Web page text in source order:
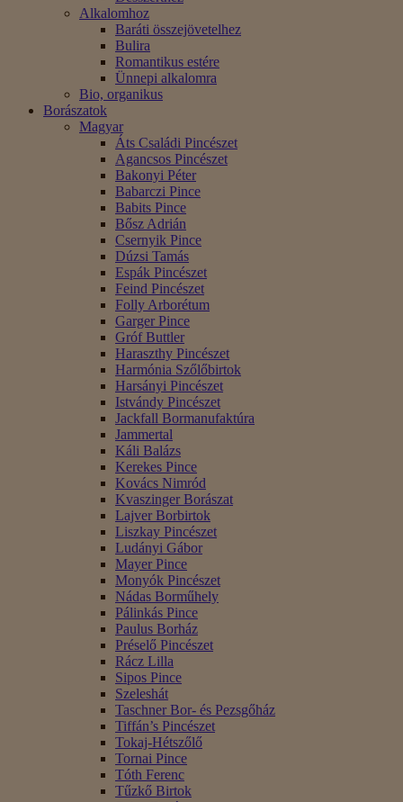
Alkalomhoz
Baráti összejövetelhez
Bulira
Romantikus estére
Ünnepi alkalomra
Bio, organikus
Borászatok
Magyar
Áts Családi Pincészet
Agancsos Pincészet
Bakonyi Péter
Babarczi Pince
Babits Pince
Bősz Adrián
Csernyik Pince
Dúzsi Tamás
Espák Pincészet
Feind Pincészet
Folly Arborétum
Garger Pince
Gróf Buttler
Haraszthy Pincészet
Harmónia Szőlőbirtok
Harsányi Pincészet
Istvándy Pincészet
Jackfall Bormanufaktúra
Jammertal
Káli Balázs
Kerekes Pince
Kovács Nimród
Kvaszinger Borászat
Lajver Borbirtok
Liszkay Pincészet
Ludányi Gábor
Mayer Pince
Monyók Pincészet
Nádas Borműhely
Pálinkás Pince
Paulus Borház
Préselő Pincészet
Rácz Lilla
Sipos Pince
Szeleshát
Taschner Bor- és Pezsgőház
Tiffán’s Pincészet
Tokaj-Hétszőlő
Tornai Pince
Tóth Ferenc
Tűzkő Birtok